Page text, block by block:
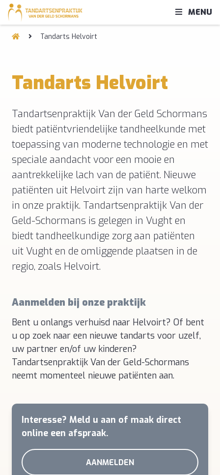
MENU
Tandarts Helvoirt
Tandarts Helvoirt
Tandartsenpraktijk Van der Geld Schormans
biedt patiëntvriendelijke tandheelkunde met
toepassing van moderne technologie en met
speciale aandacht voor een mooie en
aantrekkelijke lach van de patiënt. Nieuwe
patiënten uit Helvoirt zijn van harte welkom
in onze praktijk. Tandartsenpraktijk Van der
Geld-Schormans is gelegen in Vught en
biedt tandheelkundige zorg aan patiënten
uit Vught en de omliggende plaatsen in de
regio, zoals Helvoirt.
Aanmelden bij onze praktijk
Bent u onlangs verhuisd naar Helvoirt? Of bent
u op zoek naar een nieuwe tandarts voor uzelf,
uw partner en/of uw kinderen?
Tandartsenpraktijk Van der Geld-Schormans
neemt momenteel nieuwe patiënten aan.
Interesse? Meld u aan of maak direct
online een afspraak.
AANMELDEN